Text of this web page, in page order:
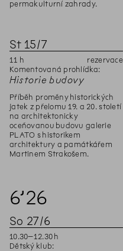
permakulturní zahrady.
St 15/7
11 h
rezervace
Komentovaná prohlídka:
Historie budovy
Příběh proměny historických
jatek z přelomu 19. a 20. století
na architektonicky
oceňovanou budovu galerie
PLATO s historikem
architektury a památkářem
Martinem Strakošem.
6’26
So 27/6
10.30–12.30 h
Dětský klub: